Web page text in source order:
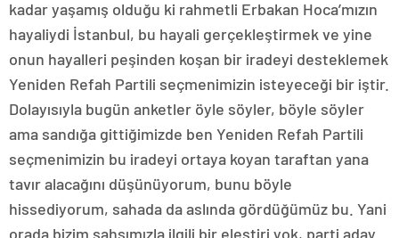
kadar yaşamış olduğu ki rahmetli Erbakan Hoca’mızın
hayaliydi İstanbul, bu hayali gerçekleştirmek ve yine
onun hayalleri peşinden koşan bir iradeyi desteklemek
Yeniden Refah Partili seçmenimizin isteyeceği bir iştir.
Dolayısıyla bugün anketler öyle söyler, böyle söyler
ama sandığa gittiğimizde ben Yeniden Refah Partili
seçmenimizin bu iradeyi ortaya koyan taraftan yana
tavır alacağını düşünüyorum, bunu böyle
hissediyorum, sahada da aslında gördüğümüz bu. Yani
orada bizim şahsımızla ilgili bir eleştiri yok, parti aday